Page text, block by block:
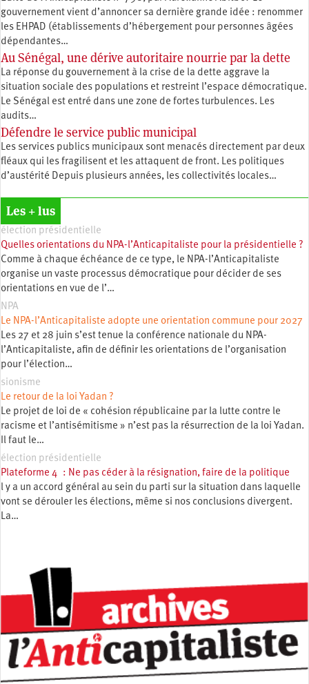
gouvernement vient d’annoncer sa dernière grande idée : renommer
les EHPAD (établissements d’hébergement pour personnes âgées
dépendantes…
Au Sénégal, une dérive autoritaire nourrie par la dette
La réponse du gouvernement à la crise de la dette aggrave la
situation sociale des populations et restreint l’espace démocratique.
Le Sénégal est entré dans une zone de fortes turbulences. Les
audits…
Défendre le service public municipal
Les services publics municipaux sont menacés directement par deux
fléaux qui les fragilisent et les attaquent de front. Les politiques
d’austérité Depuis plusieurs années, les collectivités locales…
Les + lus
élection présidentielle
Quelles orientations du NPA-l’Anticapitaliste pour la présidentielle ?
Comme à chaque échéance de ce type, le NPA-l’Anticapitaliste
organise un vaste processus démocratique pour décider de ses
orientations en vue de l’…
NPA
Le NPA-l’Anticapitaliste adopte une orientation commune pour 2027
Les 27 et 28 juin s’est tenue la conférence nationale du NPA-
l’Anticapitaliste, afin de définir les orientations de l’organisation
pour l’élection…
sionisme
Le retour de la loi Yadan ?
Le projet de loi de « cohésion républicaine par la lutte contre le
racisme et l’antisémitisme » n’est pas la résurrection de la loi Yadan.
Il faut le…
élection présidentielle
Plateforme 4 : Ne pas céder à la résignation, faire de la politique
l y a un accord général au sein du parti sur la situation dans laquelle
vont se dérouler les élections, même si nos conclusions divergent.
La…